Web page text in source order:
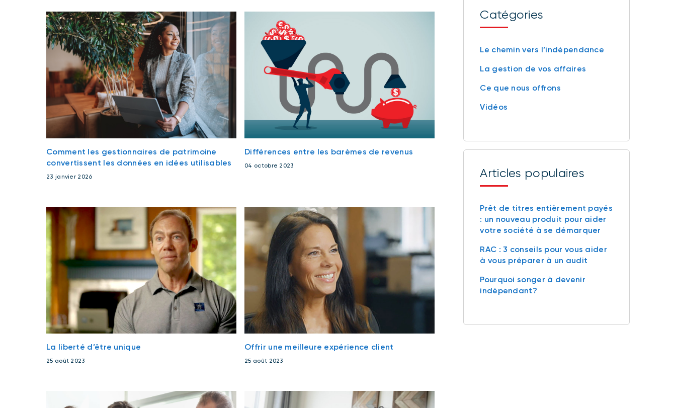
Comment les gestionnaires de patrimoine
convertissent les données en idées utilisables
23 janvier 2026
Différences entre les barèmes de revenus
04 octobre 2023
La liberté d’être unique
25 août 2023
Offrir une meilleure expérience client
25 août 2023
Catégories
Le chemin vers l’indépendance
La gestion de vos affaires
Ce que nous offrons
Vidéos
Articles populaires
Prêt de titres entièrement payés
: un nouveau produit pour aider
votre société à se démarquer
RAC : 3 conseils pour vous aider
à vous préparer à un audit
Pourquoi songer à devenir
indépendant?